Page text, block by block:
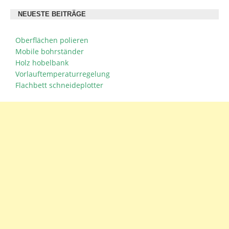
NEUESTE BEITRÄGE
Oberflächen polieren
Mobile bohrständer
Holz hobelbank
Vorlauftemperaturregelung
Flachbett schneideplotter